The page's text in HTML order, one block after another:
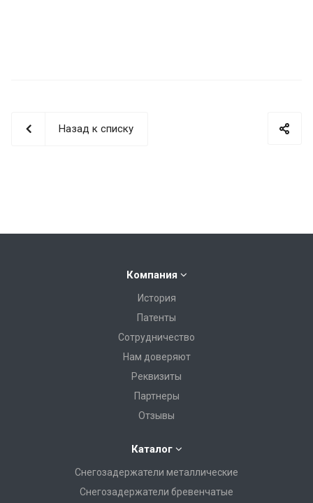
Назад к списку
Компания
История
Патенты
Сотрудничество
Нам доверяют
Реквизиты
Партнеры
Отзывы
Каталог
Снегозадержатели металлические
Снегозадержатели бревенчатые